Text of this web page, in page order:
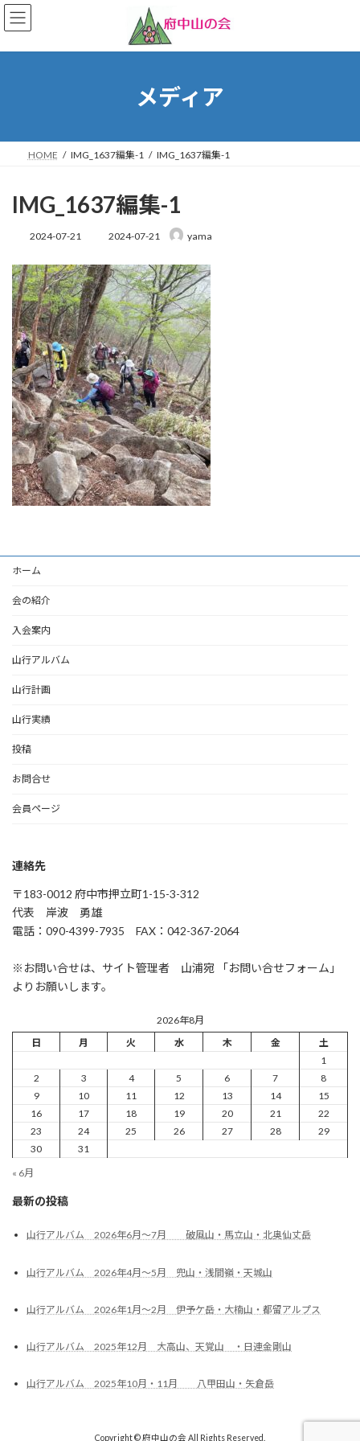
コ
ン
ン
ナ
ビ
ー
メディア
HOME IMG_1637編集-1 IMG_1637編集-1
IMG_1637編集-1
2024-07-21
最
更
新
日
時
:
2024-07-21 yama
ホーム
会の紹介
入会案内
山行アルバム
山行計画
山行実績
投稿
お問合せ
会員ページ
連絡先
〒183-0012 府中市押立町1-15-3-312
代表 岸波 勇雄
電話：090-4399-7935 FAX：042-367-2064
※お問い合せは、サイト管理者 山浦宛 「お問い合せフォーム」
よりお願いします。
2026年8月
日
月 火 水 木 金
土
1
2
3 4 5 6 7
8
9
10 11 12 13 14
15
16
17 18 19 20 21
22
23
24 25 26 27 28
29
30
31
« 6月
最新の投稿
山行アルバム 2026年6月～7月 破風山・馬立山・北奥仙丈岳
山行アルバム 2026年4月～5月 兜山・浅間嶺・天城山
山行アルバム 2026年1月～2月 伊予ケ岳・大楠山・都留アルプス
山行アルバム 2025年12月 大高山、天覚山 ・日連金剛山
山行アルバム 2025年10月・11月 八甲田山・矢倉岳
Copyright © 府中山の会 All Rights Reserved.